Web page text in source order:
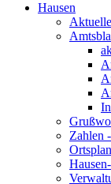
Hausen
Zahlen
Ortsplan